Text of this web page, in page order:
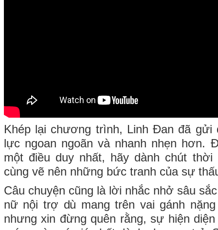
Khép lại chương trình, Linh Đan đã
lực ngoan ngoãn và nhanh nhẹn hơn.
một điều duy nhất, hãy dành chút thời
cùng vẽ nên những bức tranh của sự
Câu chuyện cũng là lời nhắc nhở sâu
nữ nội trợ dù mang trên vai gánh
nhưng xin đừng quên rằng, sự hiện